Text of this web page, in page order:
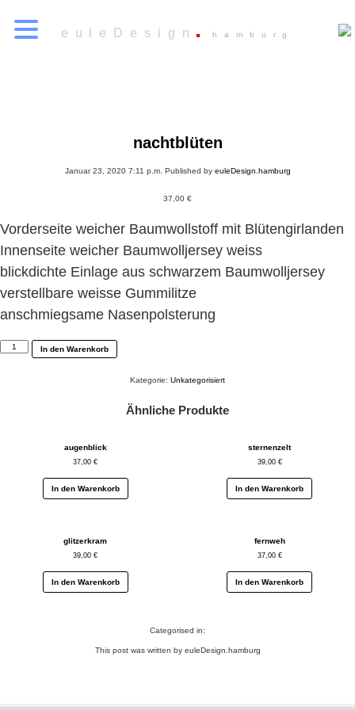
euleDesign hamburg
nachtblüten
Januar 23, 2020 7:11 p.m. Published by euleDesign.hamburg
37,00 €
Vorderseite weicher Baumwollstoff mit Blütengirlanden
Innenseite weicher Baumwolljersey weiss
blickdichte Einlage aus schwarzem Baumwolljersey
verstellbare weisse Gummilitze
anschmiegsame Nasenpolsterung
nachtblütenIn den Warenkorb
Kategorie: Unkategorisiert
Ähnliche Produkte
augenblick
37,00€
In den Warenkorb
sternenzelt
39,00 €
In den Warenkorb
glitzerkram
39,00€
In den Warenkorb
fernweh
37,00 €
In den Warenkorb
Categorised in:
This post was written by euleDesign.hamburg